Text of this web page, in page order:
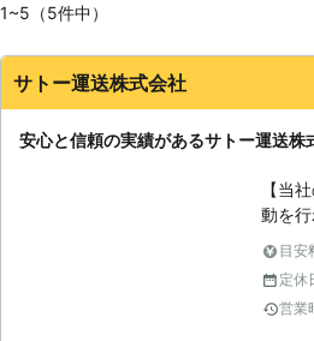
1~5（5件中）
サトー運送株式会社
安心と信頼の実績があるサトー運送株
【当
動を
ッフ
高い
家具
構造
目安
定休
営業